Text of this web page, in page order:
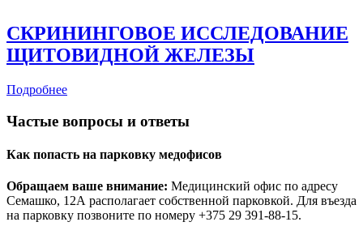
СКРИНИНГОВОЕ ИССЛЕДОВАНИЕ
ЩИТОВИДНОЙ ЖЕЛЕЗЫ
Подробнее
Частые вопросы и ответы
Как попасть на парковку медофисов
Обращаем ваше внимание: Медицинский офис по адресу
Семашко, 12А располагает собственной парковкой. Для въезда
на парковку позвоните по номеру +375 29 391-88-15.